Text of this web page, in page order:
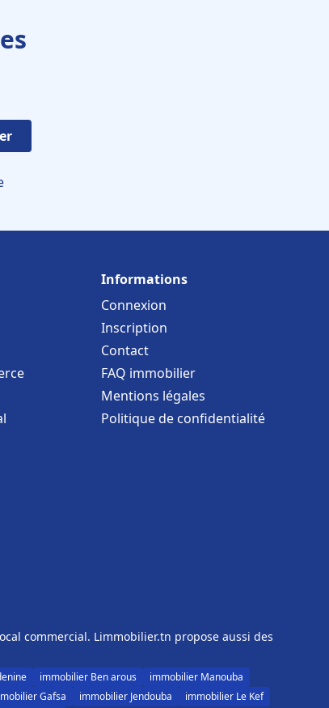
Informations
Connexion
Inscription
Contact
FAQ immobilier
Mentions légales
Politique de confidentialité
commercial. Limmobilier.tn propose aussi des
immobilier Ben arous
immobilier Manouba
Gafsa immobilier Jendouba immobilier Le Kef